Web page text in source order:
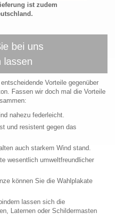
ist zudem
bei uns
lassen
Vorteile gegenüber
Fassen wir doch mal die Vorteile
nahezu federleicht.
und resistent gegen das
auch starkem Wind stand.
wesentlich umweltfreundlicher
können Sie die Wahlplakate
lassen sich die
Laternen oder Schildermasten